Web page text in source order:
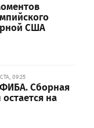
США
09:25
Сборная
на